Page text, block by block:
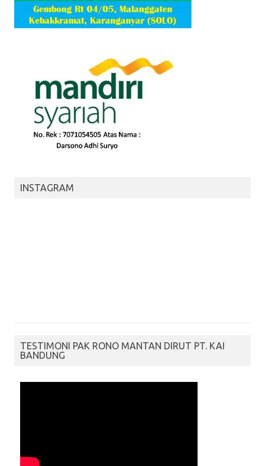
INSTAGRAM
TESTIMONI PAK RONO MANTAN DIRUT PT. KAI
BANDUNG